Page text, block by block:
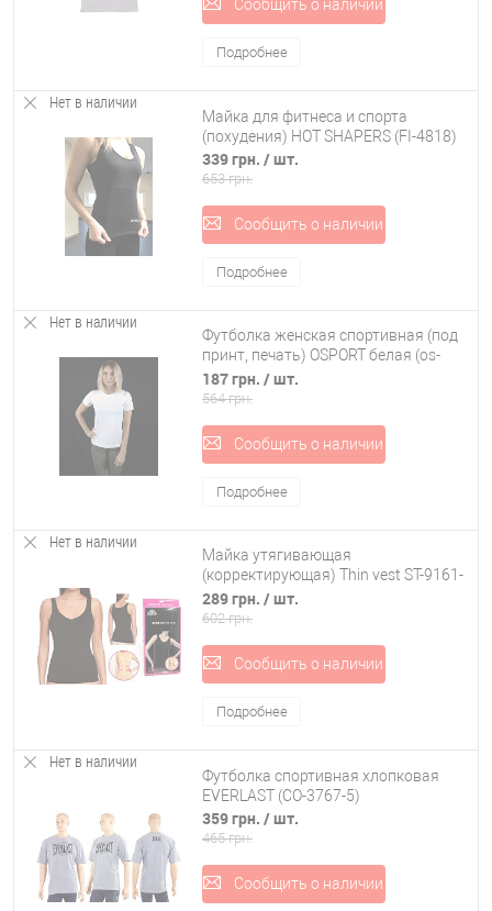
Сообщить о наличии
Подробнее
Нет в наличии
Майка для фитнеса и спорта
(похудения) HOT SHAPERS (FI-4818)
339 грн. / шт.
653 грн.
Сообщить о наличии
Подробнее
Нет в наличии
Футболка женская спортивная (под
принт, печать) OSPORT белая (os-
0002-1)
187 грн. / шт.
564 грн.
Сообщить о наличии
Подробнее
Нет в наличии
Майка утягивающая
(корректирующая) Thin vest ST-9161-
BK
289 грн. / шт.
602 грн.
Сообщить о наличии
Подробнее
Нет в наличии
Футболка спортивная хлопковая
EVERLAST (CO-3767-5)
359 грн. / шт.
465 грн.
Сообщить о наличии